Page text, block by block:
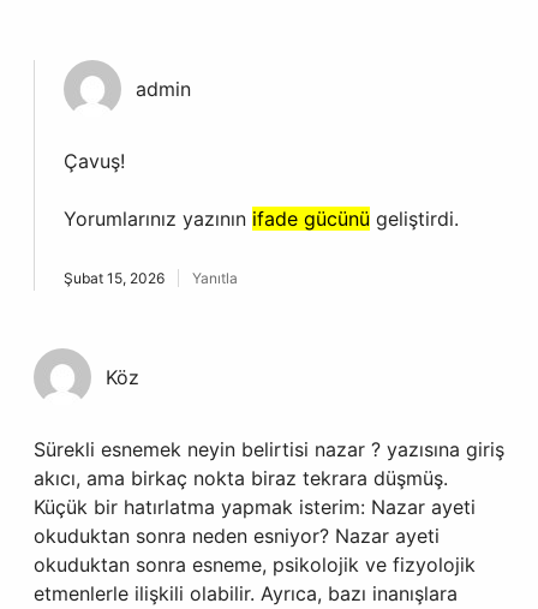
admin
Çavuş!
Yorumlarınız yazının ifade gücünü geliştirdi.
Şubat 15, 2026 Yanıtla
Köz
Sürekli esnemek neyin belirtisi nazar ? yazısına giriş
akıcı, ama birkaç nokta biraz tekrara düşmüş.
Küçük bir hatırlatma yapmak isterim: Nazar ayeti
okuduktan sonra neden esniyor? Nazar ayeti
okuduktan sonra esneme, psikolojik ve fizyolojik
etmenlerle ilişkili olabilir. Ayrıca, bazı inanışlara